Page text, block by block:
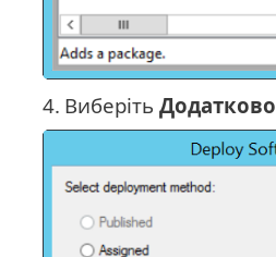
4. Виберіть Додатково